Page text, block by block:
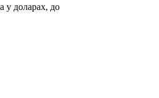
у доларах, до